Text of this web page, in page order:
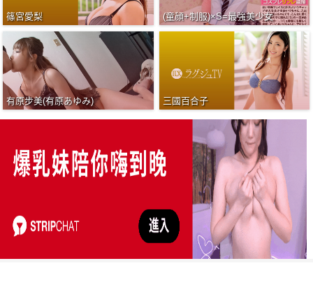
篠宮愛梨 (童顔+制服)×S=最強美少女
有原步美(有原あゆみ) 三國百合子